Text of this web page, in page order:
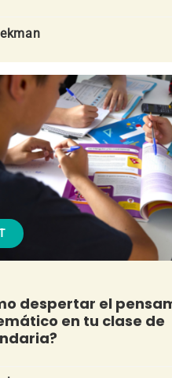
despertar el
en tu clase de